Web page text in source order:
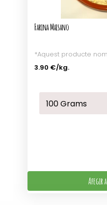
Farina Maisano
*Aquest producte
3.90 €/kg.
Afegir